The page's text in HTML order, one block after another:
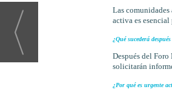
Las comunidades
activa es
¿Qué sucederá
Después del
solicitarán
¿Por qué es urgente